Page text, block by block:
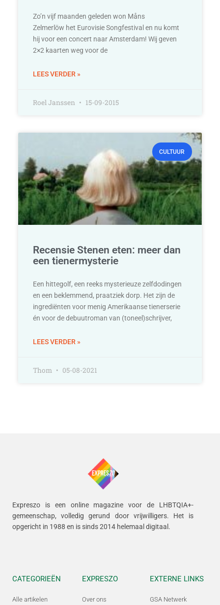
Zo’n vijf maanden geleden won Måns
Zelmerlöw het Eurovisie Songfestival en nu komt
hij voor een concert naar Amsterdam! Wij geven
2×2 kaarten weg voor de
LEES VERDER »
Roel Janssen 15-09-2015
CULTUUR
Recensie Stenen eten: meer dan
een tienermysterie
Een hittegolf, een reeks mysterieuze zelfdodingen
en een beklemmend, praatziek dorp. Het zijn de
ingrediënten voor menig Amerikaanse tienerserie
én voor de debuutroman van (toneel)schrijver,
LEES VERDER »
Thom 05-08-2021
Expreszo is een online magazine voor de LHBTQIA+-
gemeenschap, volledig gerund door vrijwilligers. Het is
opgericht in 1988 en is sinds 2014 helemaal digitaal.
CATEGORIEËN
Alle artikelen
EXPRESZO
Over ons
EXTERNE LINKS
GSA Netwerk